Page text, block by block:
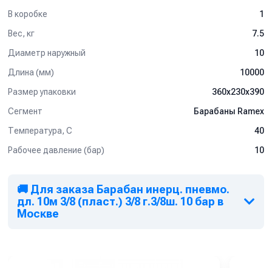
В коробке
1
Вес, кг
7.5
Диаметр наружный
10
Длина (мм)
10000
Размер упаковки
360x230x390
Сегмент
Барабаны Ramex
Температура, C
40
Рабочее давление (бар)
10
🚚 Для заказа Барабан инерц. пневмо.
дл. 10м 3/8 (пласт.) 3/8 г.3/8ш. 10 бар в
Москве